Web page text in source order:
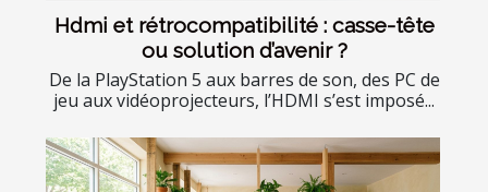
Hdmi et rétrocompatibilité : casse-tête
ou solution d’avenir ?
De la PlayStation 5 aux barres de son, des PC de
jeu aux vidéoprojecteurs, l’HDMI s’est imposé...